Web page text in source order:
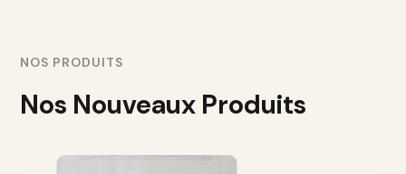
NOS PRODUITS
Nos Nouveaux Produits